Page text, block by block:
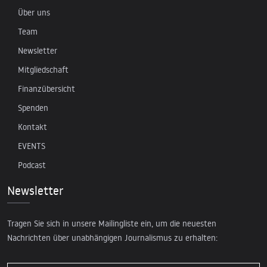
Über uns
Team
Newsletter
Mitgliedschaft
Finanzübersicht
Spenden
Kontakt
EVENTS
Podcast
Newsletter
Tragen Sie sich in unsere Mailingliste ein, um die neuesten
Nachrichten über unabhängigen Journalismus zu erhalten: